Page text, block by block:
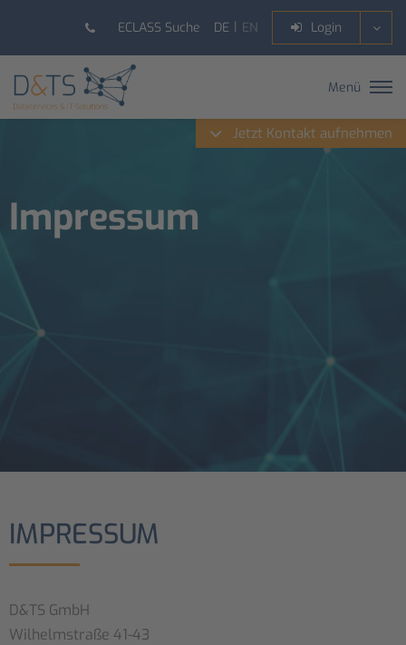
ECLASS Suche DE EN Login
Menü
Jetzt Kontakt aufnehmen
Impressum
IMPRESSUM
D&TS GmbH
Wilhelmstraße 41-43